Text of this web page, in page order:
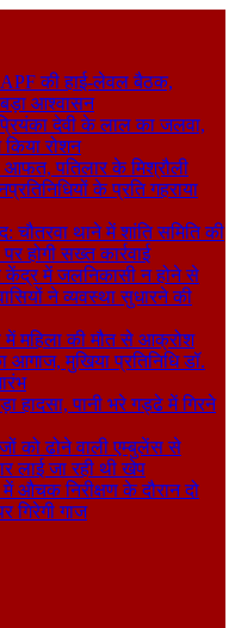
APF की हाई-लेवल बैठक,
आश्वासन
देवी के लाल का जलवा,
किया रोशन
पतिलार के मिश्रौली
के प्रति गहराया
थाने में शांति समिति की
होगी सख्त कार्रवाई
केंद्र में जलनिकासी न होने से
ने व्यवस्था सुधारने की
महिला की मौत से आक्रोश
आगाज, मुखिया प्रतिनिधि डॉ.
हादसा, पानी भरे गड्ढे में गिरने
को ढोने वाली एम्बुलेंस से
लाई जा रही थी खेप
औचक निरीक्षण के दौरान दो
गिरेगी गाज